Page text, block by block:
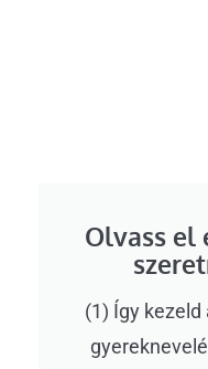
Olvass el
(1) Így